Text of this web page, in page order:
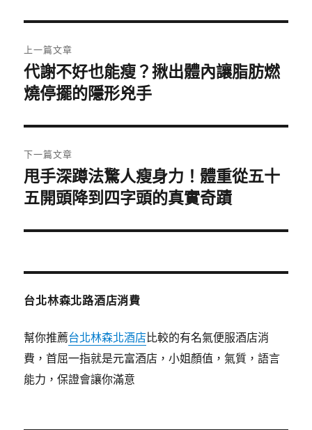
章
導
覽
上一篇文章
上
一
文
章:
代謝不好也能瘦？揪出體內讓脂肪燃
燒停擺的隱形兇手
下一篇文章
下
一
文
甩手深蹲法驚人瘦身力！體重從五十
五開頭降到四字頭的真實奇蹟
台北林森北路酒店消費
幫你推薦台北林森北酒店比較的有名氣便服酒店消
費，首屈一指就是元富酒店，小姐顏值，氣質，語言
能力，保證會讓你滿意